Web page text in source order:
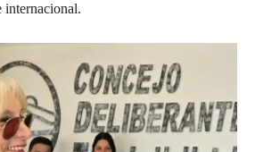
internacional.